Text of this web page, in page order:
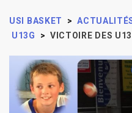
USI BASKET >
U13G
> VICTOIRE DES